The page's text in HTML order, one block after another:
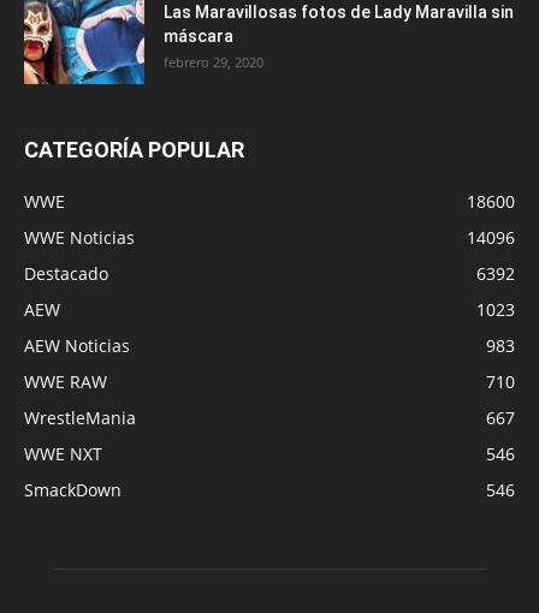
Las Maravillosas fotos de Lady Maravilla sin
máscara
febrero 29, 2020
CATEGORÍA POPULAR
WWE
18600
WWE Noticias
14096
Destacado
6392
AEW
1023
AEW Noticias
983
WWE RAW
710
WrestleMania
667
WWE NXT
546
SmackDown
546